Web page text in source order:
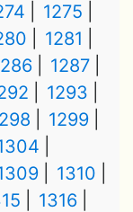
1275
1281
1287
1293
1299
1310
1316